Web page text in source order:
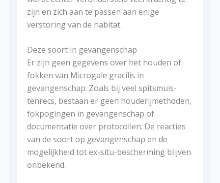
zijn en zich aan te passen aan enige
verstoring van de habitat.
Deze soort in gevangenschap
Er zijn geen gegevens over het houden of
fokken van Microgale gracilis in
gevangenschap. Zoals bij veel spitsmuis-
tenrecs, bestaan ​​er geen houderijmethoden,
fokpogingen in gevangenschap of
documentatie over protocollen. De reacties
van de soort op gevangenschap en de
mogelijkheid tot ex-situ-bescherming blijven
onbekend.